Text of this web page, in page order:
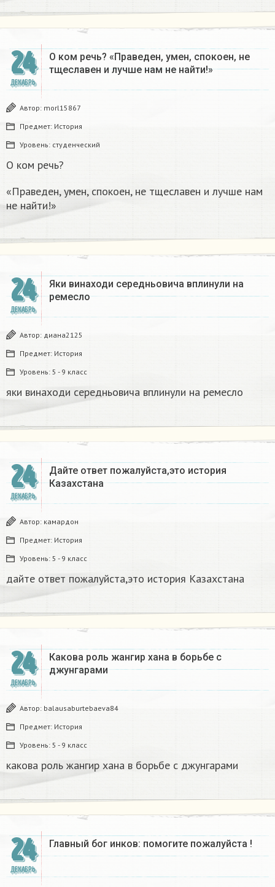
24
ДЕКАБРЬ
О ком речь? «Праведен, умен, спокоен, не
тщеславен и лучше нам не найти!»
Автор: morl15867
Предмет: История
Уровень: студенческий
О ком речь?
«Праведен, умен, спокоен, не тщеславен и лучше нам
не найти!»
24
ДЕКАБРЬ
Яки винаходи середньовича вплинули на
ремесло
Автор: диана2125
Предмет: История
Уровень: 5 - 9 класс
яки винаходи середньовича вплинули на ремесло
24
ДЕКАБРЬ
Дайте ответ пожалуйста,это история
Казахстана
Автор: камардон
Предмет: История
Уровень: 5 - 9 класс
дайте ответ пожалуйста,это история Казахстана
24
ДЕКАБРЬ
Какова роль жангир хана в борьбе с
джунгарами​
Автор: balausaburtebaeva84
Предмет: История
Уровень: 5 - 9 класс
какова роль жангир хана в борьбе с джунгарами​
24
ДЕКАБРЬ
Главный бог инков: помогите пожалуйста !